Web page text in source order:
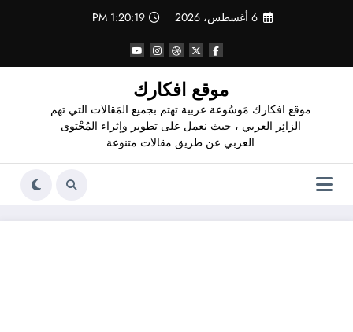
6 أغسطس، 2026 1:20:20 PM
موقع افكارك
موقع افكارك مَوسُوعة عربية تهتم بجميع المَقالات التي تهم
الزائِر العربي ، حيث نعمل على تطوير وإثراء المُحْتوى
العربي عن طريق مقالات متنوعة